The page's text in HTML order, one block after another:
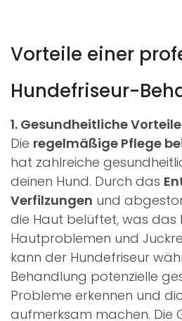
Vorteile einer
Hundefriseur-
1. Gesundheitliche Vorteile
Die regelmäßige Pflege
hat zahlreiche
deinen Hund. Durch das
Verfilzungen und
die Haut belüftet, was das
Hautproblemen und
kann der Hundefriseur
Behandlung potenzielle
Probleme erkennen und
aufmerksam machen. Die